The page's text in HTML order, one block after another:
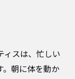
ィスは、忙しい
。朝に体を動か